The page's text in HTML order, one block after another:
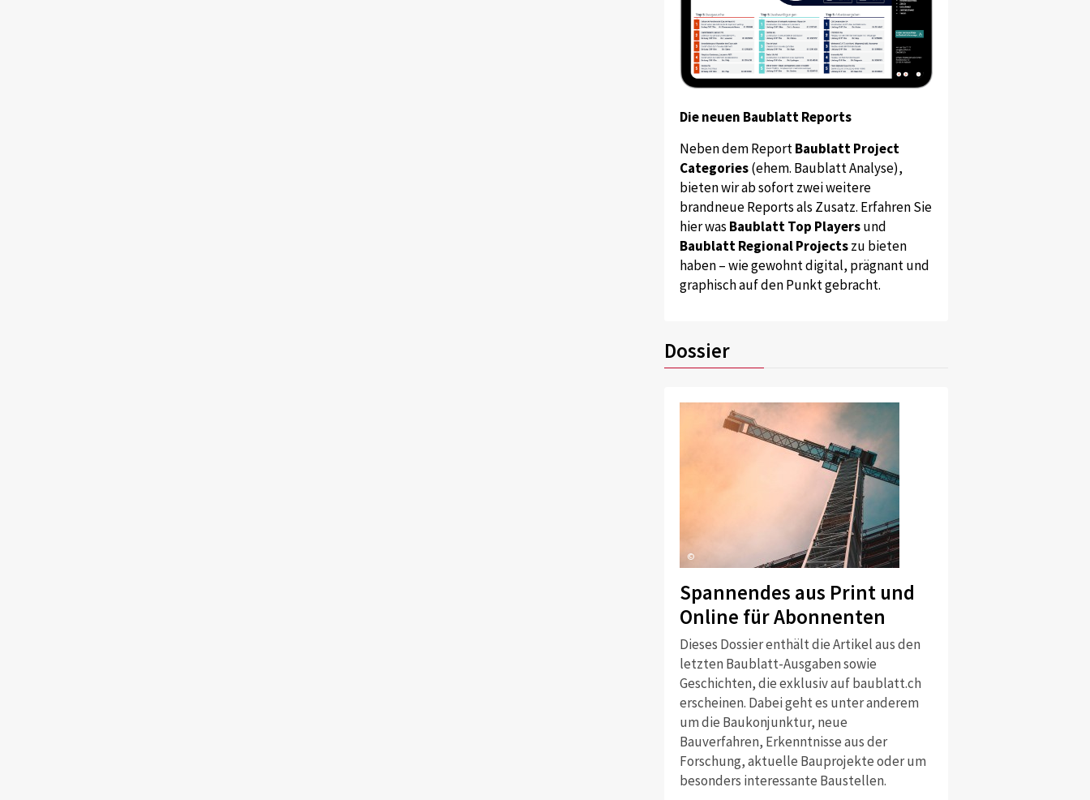
Die neuen Baublatt Reports
Neben dem ReportBaublatt Project
Categories(ehem. Baublatt Analyse),
bieten wir ab sofort zwei weitere
brandneue Reports als Zusatz. Erfahren Sie
hier was Baublatt Top Playersund
Baublatt Regional Projectszu bieten
haben – wie gewohnt digital, prägnant und
graphisch auf den Punkt gebracht.
Dossier
©
Spannendes aus Print und
Online für Abonnenten
Dieses Dossier enthält die Artikel aus den
letzten Baublatt-Ausgaben sowie
Geschichten, die exklusiv auf baublatt.ch
erscheinen. Dabei geht es unter anderem
um die Baukonjunktur, neue
Bauverfahren, Erkenntnisse aus der
Forschung, aktuelle Bauprojekte oder um
besonders interessante Baustellen.